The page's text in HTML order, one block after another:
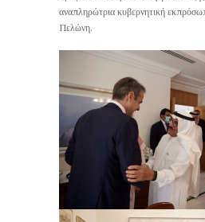
αναπληρώτρια κυβερνητική
Πελώνη.